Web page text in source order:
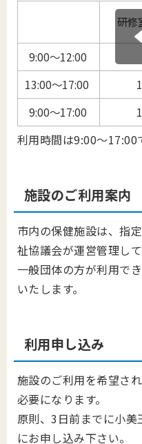
研
9:00～12:00
13:00～17:00
9:00～17:00
利用時間は9:00～17:00
施設のご利用案内
市内の保健施設は、指
祉協議会が運営管理して
一般団体の方が利用で
いたします。
利用申し込み
施設のご利用を希望さ
必要になります。
原則、3日前までに小
にお申し込み下さい。